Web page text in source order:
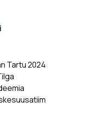
Tartu 2024